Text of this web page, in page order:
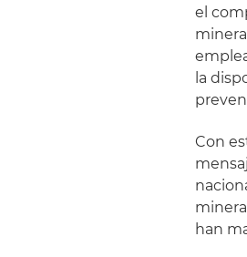
el
la
Con
han